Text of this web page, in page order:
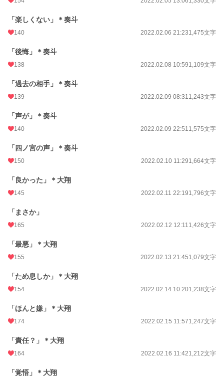
「楽しくない」＊奏斗
140 2022.02.06 21:231,475文字
「後悔」＊奏斗
138 2022.02.08 10:591,109文字
「過去の相手」＊奏斗
139 2022.02.09 08:311,243文字
「声が」＊奏斗
140 2022.02.09 22:511,575文字
「四ノ宮の声」＊奏斗
150 2022.02.10 11:291,664文字
「良かった」＊大翔
145 2022.02.11 22:191,796文字
「まさか」
165 2022.02.12 12:111,426文字
「最悪」＊大翔
155 2022.02.13 21:451,079文字
「ため息しか」＊大翔
154 2022.02.14 10:201,238文字
「ほんと嫌」＊大翔
174 2022.02.15 11:571,247文字
「責任？」＊大翔
164 2022.02.16 11:421,212文字
「覚悟」＊大翔